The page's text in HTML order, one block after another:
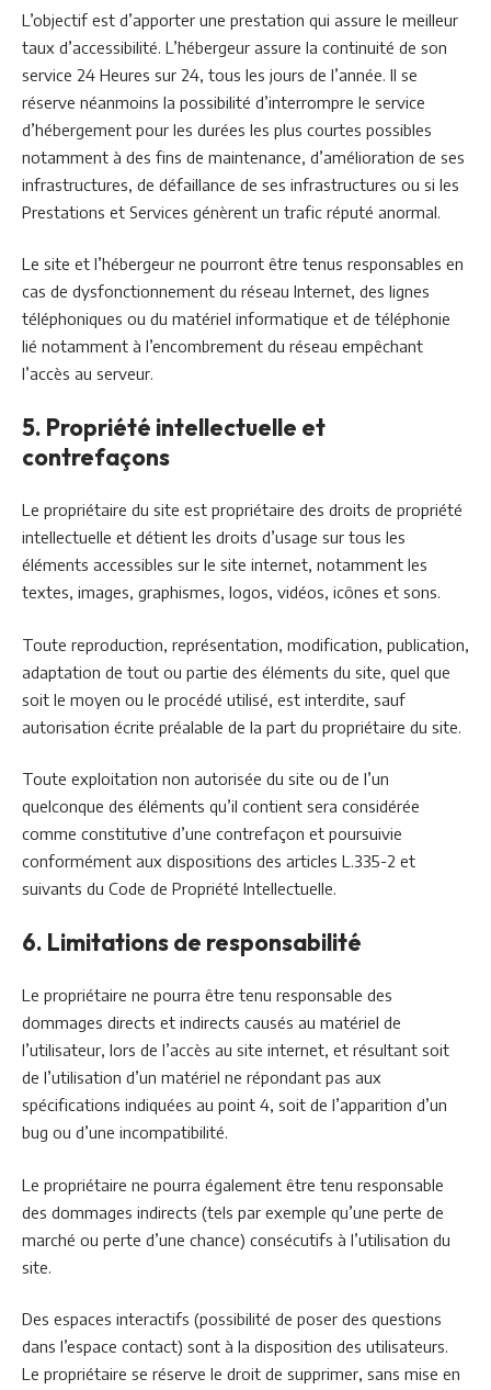
L’objectif est d’apporter une prestation qui assure le meilleur
taux d’accessibilité. L’hébergeur assure la continuité de son
service 24 Heures sur 24, tous les jours de l’année. Il se
réserve néanmoins la possibilité d’interrompre le service
d’hébergement pour les durées les plus courtes possibles
notamment à des fins de maintenance, d’amélioration de ses
infrastructures, de défaillance de ses infrastructures ou si les
Prestations et Services génèrent un trafic réputé anormal.
Le site et l’hébergeur ne pourront être tenus responsables en
cas de dysfonctionnement du réseau Internet, des lignes
téléphoniques ou du matériel informatique et de téléphonie
lié notamment à l’encombrement du réseau empêchant
l’accès au serveur.
5. Propriété intellectuelle et
contrefaçons
Le propriétaire du site est propriétaire des droits de propriété
intellectuelle et détient les droits d’usage sur tous les
éléments accessibles sur le site internet, notamment les
textes, images, graphismes, logos, vidéos, icônes et sons.
Toute reproduction, représentation, modification, publication,
adaptation de tout ou partie des éléments du site, quel que
soit le moyen ou le procédé utilisé, est interdite, sauf
autorisation écrite préalable de la part du propriétaire du site.
Toute exploitation non autorisée du site ou de l’un
quelconque des éléments qu’il contient sera considérée
comme constitutive d’une contrefaçon et poursuivie
conformément aux dispositions des articles L.335-2 et
suivants du Code de Propriété Intellectuelle.
6. Limitations de responsabilité
Le propriétaire ne pourra être tenu responsable des
dommages directs et indirects causés au matériel de
l’utilisateur, lors de l’accès au site internet, et résultant soit
de l’utilisation d’un matériel ne répondant pas aux
spécifications indiquées au point 4, soit de l’apparition d’un
bug ou d’une incompatibilité.
Le propriétaire ne pourra également être tenu responsable
des dommages indirects (tels par exemple qu’une perte de
marché ou perte d’une chance) consécutifs à l’utilisation du
site.
Des espaces interactifs (possibilité de poser des questions
dans l’espace contact) sont à la disposition des utilisateurs.
Le propriétaire se réserve le droit de supprimer, sans mise en